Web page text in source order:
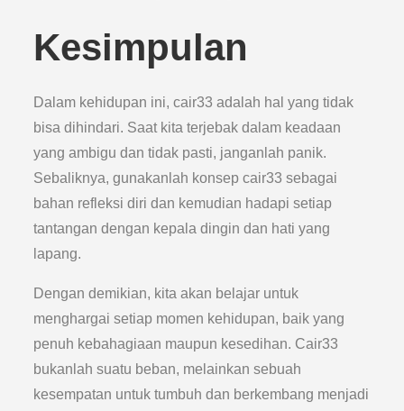
Kesimpulan
Dalam kehidupan ini, cair33 adalah hal yang tidak
bisa dihindari. Saat kita terjebak dalam keadaan
yang ambigu dan tidak pasti, janganlah panik.
Sebaliknya, gunakanlah konsep cair33 sebagai
bahan refleksi diri dan kemudian hadapi setiap
tantangan dengan kepala dingin dan hati yang
lapang.
Dengan demikian, kita akan belajar untuk
menghargai setiap momen kehidupan, baik yang
penuh kebahagiaan maupun kesedihan. Cair33
bukanlah suatu beban, melainkan sebuah
kesempatan untuk tumbuh dan berkembang menjadi